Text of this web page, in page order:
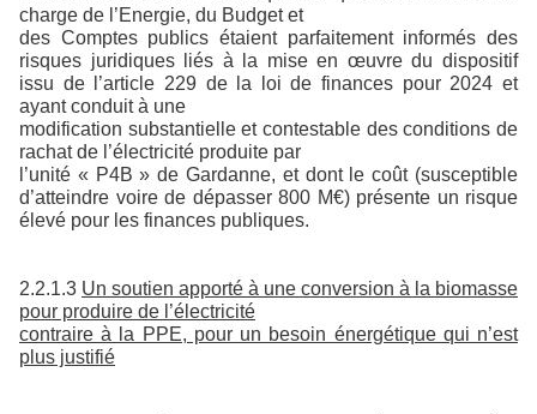
charge de l’Energie, du Budget et
des Comptes publics étaient parfaitement informés des
risques juridiques liés à la mise en œuvre du dispositif
issu de l’article 229 de la loi de finances pour 2024 et
ayant conduit à une
modification substantielle et contestable des conditions de
rachat de l’électricité produite par
l’unité « P4B » de Gardanne, et dont le coût (susceptible
d’atteindre voire de dépasser 800 M€) présente un risque
élevé pour les finances publiques.
2.2.1.3 Un soutien apporté à une conversion à la biomasse
pour produire de l’électricité
contraire à la PPE, pour un besoin énergétique qui n’est
plus justifié